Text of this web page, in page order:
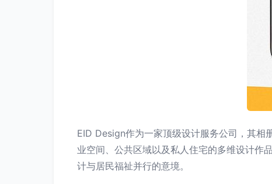
EID Design作为一家顶级设计服务公司，其相
业空间、公共区域以及私人住宅的多维设计作
计与居民福祉并行的意境。